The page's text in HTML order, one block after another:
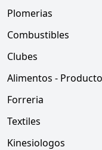
Plomerias
Combustibles
Clubes
Alimentos -
Forreria
Textiles
Kinesiologos